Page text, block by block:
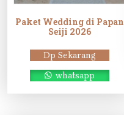
Paket Wedding di Papan
Seiji 2026
Dp Sekarang
whatsapp